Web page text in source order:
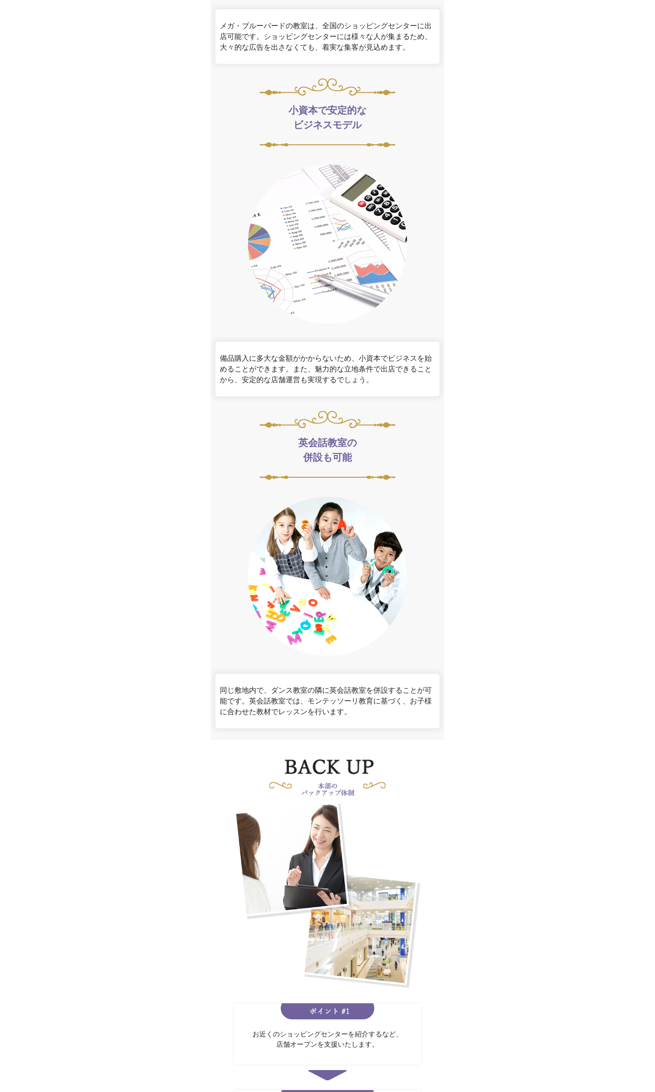
メガ・ブルーバードの教室は、全国のショッピングセンターに出
店可能です。ショッピングセンターには様々な人が集まるため、
大々的な広告を出さなくても、着実な集客が見込めます。
小資本で安定的な
ビジネスモデル
備品購入に多大な金額がかからないため、小資本でビジネスを始
めることができます。また、魅力的な立地条件で出店できること
から、安定的な店舗運営も実現するでしょう。
英会話教室の
併設も可能
同じ敷地内で、ダンス教室の隣に英会話教室を併設することが可
能です。英会話教室では、モンテッソーリ教育に基づく、お子様
に合わせた教材でレッスンを行います。
お近くのショッピングセンターを紹介するなど、
店舗オープンを支援いたします。